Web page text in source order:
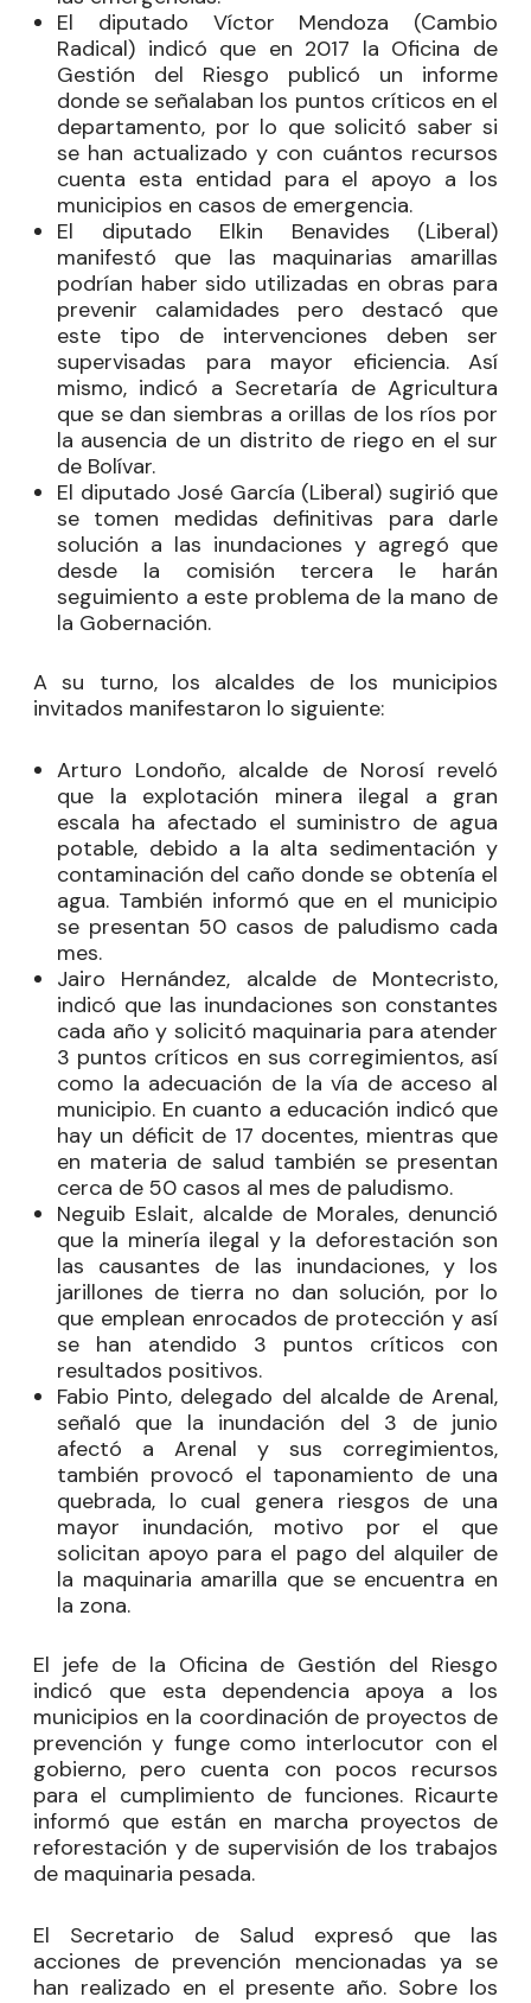
El diputado Víctor Mendoza (Cambio
Radical) indicó que en 2017 la Oficina de
Gestión del Riesgo publicó un informe
donde se señalaban los puntos críticos en el
departamento, por lo que solicitó saber si
se han actualizado y con cuántos recursos
cuenta esta entidad para el apoyo a los
municipios en casos de emergencia.
El diputado Elkin Benavides (Liberal)
manifestó que las maquinarias amarillas
podrían haber sido utilizadas en obras para
prevenir calamidades pero destacó que
este tipo de intervenciones deben ser
supervisadas para mayor eficiencia. Así
mismo, indicó a Secretaría de Agricultura
que se dan siembras a orillas de los ríos por
la ausencia de un distrito de riego en el sur
de Bolívar.
El diputado José García (Liberal) sugirió que
se tomen medidas definitivas para darle
solución a las inundaciones y agregó que
desde la comisión tercera le harán
seguimiento a este problema de la mano de
la Gobernación.
A su turno, los alcaldes de los municipios
invitados manifestaron lo siguiente:
Arturo Londoño, alcalde de Norosí reveló
que la explotación minera ilegal a gran
escala ha afectado el suministro de agua
potable, debido a la alta sedimentación y
contaminación del caño donde se obtenía el
agua. También informó que en el municipio
se presentan 50 casos de paludismo cada
mes.
Jairo Hernández, alcalde de Montecristo,
indicó que las inundaciones son constantes
cada año y solicitó maquinaria para atender
3 puntos críticos en sus corregimientos, así
como la adecuación de la vía de acceso al
municipio. En cuanto a educación indicó que
hay un déficit de 17 docentes, mientras que
en materia de salud también se presentan
cerca de 50 casos al mes de paludismo.
Neguib Eslait, alcalde de Morales, denunció
que la minería ilegal y la deforestación son
las causantes de las inundaciones, y los
jarillones de tierra no dan solución, por lo
que emplean enrocados de protección y así
se han atendido 3 puntos críticos con
resultados positivos.
Fabio Pinto, delegado del alcalde de Arenal,
señaló que la inundación del 3 de junio
afectó a Arenal y sus corregimientos,
también provocó el taponamiento de una
quebrada, lo cual genera riesgos de una
mayor inundación, motivo por el que
solicitan apoyo para el pago del alquiler de
la maquinaria amarilla que se encuentra en
la zona.
El jefe de la Oficina de Gestión del Riesgo
indicó que esta dependencia apoya a los
municipios en la coordinación de proyectos de
prevención y funge como interlocutor con el
gobierno, pero cuenta con pocos recursos
para el cumplimiento de funciones. Ricaurte
informó que están en marcha proyectos de
reforestación y de supervisión de los trabajos
de maquinaria pesada.
El Secretario de Salud expresó que las
acciones de prevención mencionadas ya se
han realizado en el presente año. Sobre los